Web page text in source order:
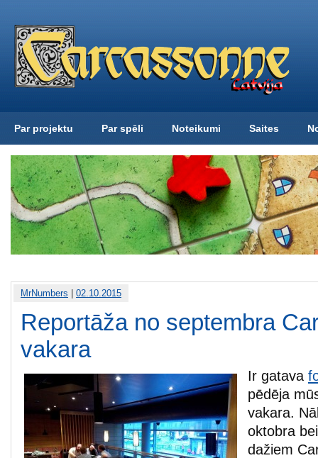
Par projektu Par spēli Noteikumi Saites
MrNumbers 02.10.2015
Reportāža no septembra
vakara
Ir gatava
pēdēja
vakara.
oktobra
dažiem